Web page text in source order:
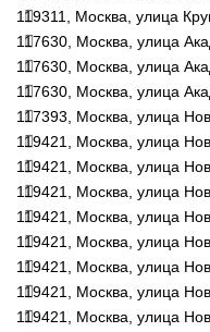
119311, Москва, улица
117630, Москва, улица
117630, Москва, улица
117630, Москва, улица
117393, Москва, улица
119421, Москва, улица
119421, Москва, улица
119421, Москва, улица
119421, Москва, улица
119421, Москва, улица
119421, Москва, улица
119421, Москва, улица
119421, Москва, улица